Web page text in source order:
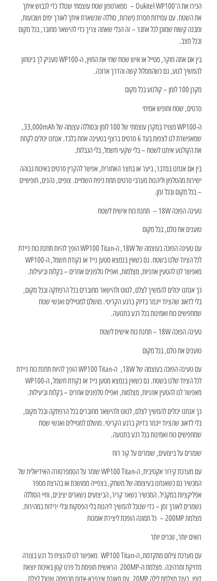
הכירו את ה־Oukitel WP100 – סמארטפון שטח עוצמתי שנולד כדי לכבוש איתך
את השטח. עם עמידות חסרת פשרות, סוללה שנשארת איתך לאורך ימים ושבועות,
ומבנה קשוח שמוכן לכל אתגר – זה הכלי שאתה צריך כדי להישאר מחובר, בכל מקום
ובכל מצב.
בין אם אתה חוקר, מטייל או איש שטח שחי את החוץ, ה-WP100 מעניק לך ביטחון
להמשיך לנוע, גם כשהמסלול קשה והדרך ארוכה.
מקרן 100 לומן – קולנוע בכל מקום
סרטים, שטח וחופש אמיתי
ה-WP100 מצויד במקרן עוצמתי של 100 לומן ובסוללה עצומה של 33,000mAh,
שמאפשרת לנו לצפות בעד 6 סרטים ברצף בטעינה אחת בלבד. אנחנו יכולים לקחת
את הקולנוע איתנו לשטח – בלי שקעי חשמל, בלי הגבלות.
בין אם אנחנו במדבר, ביער או בחצר האחורית, אפשר להקרין סרטים באיכות גבוהה
ישירות מהטלפון וליהנות מערבי סרטים תחת כיפת השמיים. צופים, נהנים, חופשיים
– בכל מקום ובכל זמן.
טעינה הפוכה 18W – תחנת כוח אישית לשטח
טוענים את כולם, בכל מקום
עם טעינה הפוכה בעוצמה של 18W, ה-WP100 Titan הופך להיות תחנת כוח ניידת
לכל הציוד שלנו בשטח. גם כשאין בנמצא מטען נייד או נקודת חשמל, ה-WP100
מאפשר לנו להטעין אוזניות, מצלמות, ואפילו טלפונים אחרים – בקלות וביעילות.
כך אנחנו יכולים להמשיך לצלם, לנווט ולהישאר מחוברים בכל הרפתקה ובכל מקום,
בלי לדאוג שהציוד ייגמר בדיוק ברגע הקריטי. מושלם למטיילים ואנשי שטח
שמחפשים כוח ואמינות בכל רגע בתנועה.
טעינה הפוכה 18W – תחנת כוח אישית לשטח
טוענים את כולם, בכל מקום
עם טעינה הפוכה בעוצמה של 18W, ה-WP100 Titan הופך להיות תחנת כוח ניידת
לכל הציוד שלנו בשטח. גם כשאין בנמצא מטען נייד או נקודת חשמל, ה-WP100
מאפשר לנו להטעין אוזניות, מצלמות, ואפילו טלפונים אחרים – בקלות וביעילות.
כך אנחנו יכולים להמשיך לצלם, לנווט ולהישאר מחוברים בכל הרפתקה ובכל מקום,
בלי לדאוג שהציוד ייגמר בדיוק ברגע הקריטי. מושלם למטיילים ואנשי שטח
שמחפשים כוח ואמינות בכל רגע בתנועה.
שומרים על ביצועים, שומרים על קור רוח
עם מערכת קירור אקטיבית, ה-WP100 Titan שומר על הטמפרטורה האידיאלית של
המכשיר גם כשאנחנו בעיצומה של משחק, בצפייה ממושכת או בהרצת מספר
אפליקציות במקביל. המכשיר נשאר קריר, הביצועים נשארים יציבים, וחיי הסוללה
נשמרים לאורך זמן – כדי שנוכל להמשיך ליהנות בלי הפסקות ובלי ירידות במהירות.
מצלמת 200MP – כל תמונה הופכת ליצירת אומנות
רואים יותר, זוכרים יותר
עם מערכת צילום מתקדמת, ה-WP100 Titan מאפשר לנו להנציח כל רגע בצורה
מדויקת ומרהיבה. מצלמת ה-200MP הראשית תופסת כל פרט קטן באיכות יוצאת
דופן, בעוד מצלמת לילה 20MP עם תאורת אינפרא-אדום מבטיחה שנוכל לצלם